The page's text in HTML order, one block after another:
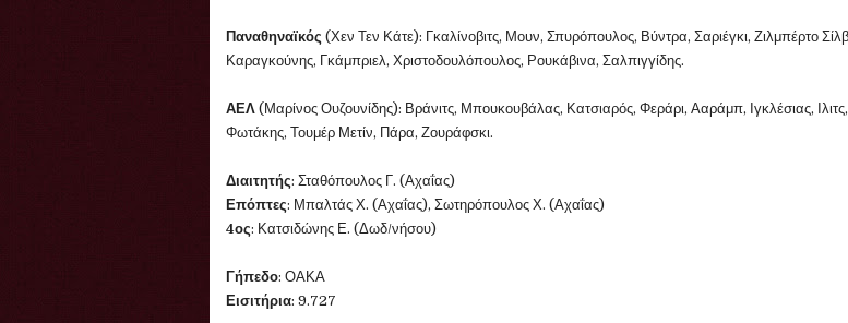
Παναθηναϊκός (Χεν Τεν Κάτε): Γκαλίνοβιτς, Μουν, Σπυρόπουλος, Βύντρα, Σαριέγκι, Ζιλμπέρτο
Καραγκούνης, Γκάμπριελ, Χριστοδουλόπουλος, Ρουκάβινα, Σαλπιγγίδης.
ΑΕΛ (Μαρίνος Ουζουνίδης): Βράνιτς, Μπουκουβάλας, Κατσιαρός, Φεράρι, Ααράμπ, Ιγκλέσιας, Ιλιτς,
Φωτάκης, Τουμέρ Μετίν, Πάρα, Ζουράφσκι.
Διαιτητής: Σταθόπουλος Γ. (Αχαΐας)
Επόπτες: Μπαλτάς Χ. (Αχαΐας), Σωτηρόπουλος Χ. (Αχαΐας)
4ος: Κατσιδώνης Ε. (Δωδ/νήσου)
Γήπεδο: ΟΑΚΑ
Εισιτήρια: 9.727